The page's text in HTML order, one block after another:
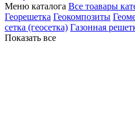
Меню каталога Все тоавары
Георешетка Геокомпозиты
сетка (геосетка) Газонная
Показать все